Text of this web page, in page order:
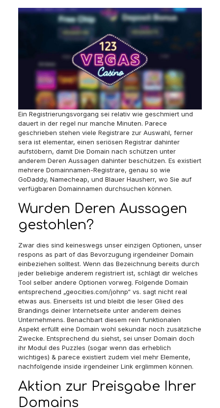
Ein Registrierungsvorgang sei relativ wie geschmiert und
dauert in der regel nur manche Minuten. Parece
geschrieben stehen viele Registrare zur Auswahl, ferner
sera ist elementar, einen seriösen Registrar dahinter
aufstöbern, damit Die Domain nach schützen unter
anderem Deren Aussagen dahinter beschützen. Es existiert
mehrere Domainnamen-Registrare, genau so wie
GoDaddy, Namecheap, und Blauer Hausherr, wo Sie auf
verfügbaren Domainnamen durchsuchen können.
Wurden Deren Aussagen
gestohlen?
Zwar dies sind keineswegs unser einzigen Optionen, unser
respons as part of das Bevorzugung irgendeiner Domain
einbeziehen solltest. Wenn das Bezeichnung bereits durch
jeder beliebige anderem registriert ist, schlägt dir welches
Tool selber andere Optionen vorweg. Folgende Domain
entsprechend „geocities.com/johnp“ vs. sagt nicht real
etwas aus. Einerseits ist und bleibt die leser Glied des
Brandings deiner Internetseite unter anderem deines
Unternehmens. Benachbart diesem rein funktionalen
Aspekt erfüllt eine Domain wohl sekundär noch zusätzliche
Zwecke. Entsprechend du siehst, sei unser Domain doch
ihr Modul des Puzzles (sogar wenn das erheblich
wichtiges) & parece existiert zudem viel mehr Elemente,
nachfolgende inside irgendeiner Link erglimmen können.
Aktion zur Preisgabe Ihrer
Domains